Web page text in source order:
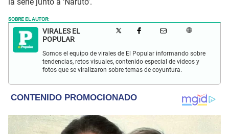
SOBRE EL AUTOR:
VIRALES EL
POPULAR
Somos el equipo de virales de El Popular informando sobre
tendencias, retos visuales, contenido especial de videos y
fotos que se viralizaron sobre temas de coyuntura.